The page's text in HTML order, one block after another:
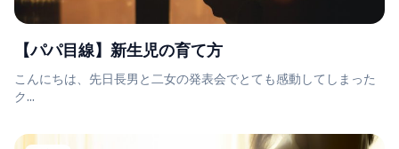
【パパ目線】新生児の育て方
こんにちは、先日長男と二女の発表会でとても感動してしまった
ク...